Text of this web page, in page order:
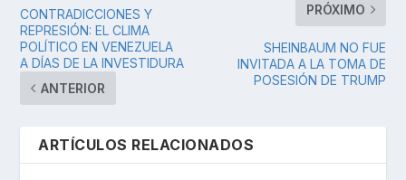
CONTRADICCIONES Y
REPRESIÓN: EL CLIMA
POLÍTICO EN VENEZUELA
A DÍAS DE LA INVESTIDURA
ANTERIOR
PRÓXIMO
SHEINBAUM NO FUE
INVITADA A LA TOMA DE
POSESIÓN DE TRUMP
ARTÍCULOS RELACIONADOS